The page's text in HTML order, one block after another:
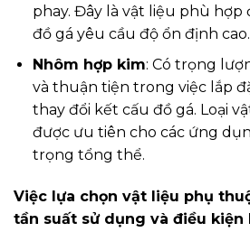
phay. Đây là vật liệu phù hợp
đồ gá yêu cầu độ ổn định cao.
Nhôm hợp kim: Có trọng
và thuận tiện trong việc lắp
thay đổi kết cấu đồ gá. Loại
được ưu tiên cho các ứng
trọng tổng thể.
Việc lựa chọn vật liệu phụ
tần suất sử dụng và điều